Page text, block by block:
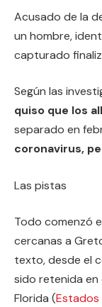
Acusado de la
un hombre,
capturado
Según las
quiso que los
separado en
coronavirus,
Las pistas
Todo comenzó
cercanas a
texto, desde el
sido retenida en
Florida (Estados